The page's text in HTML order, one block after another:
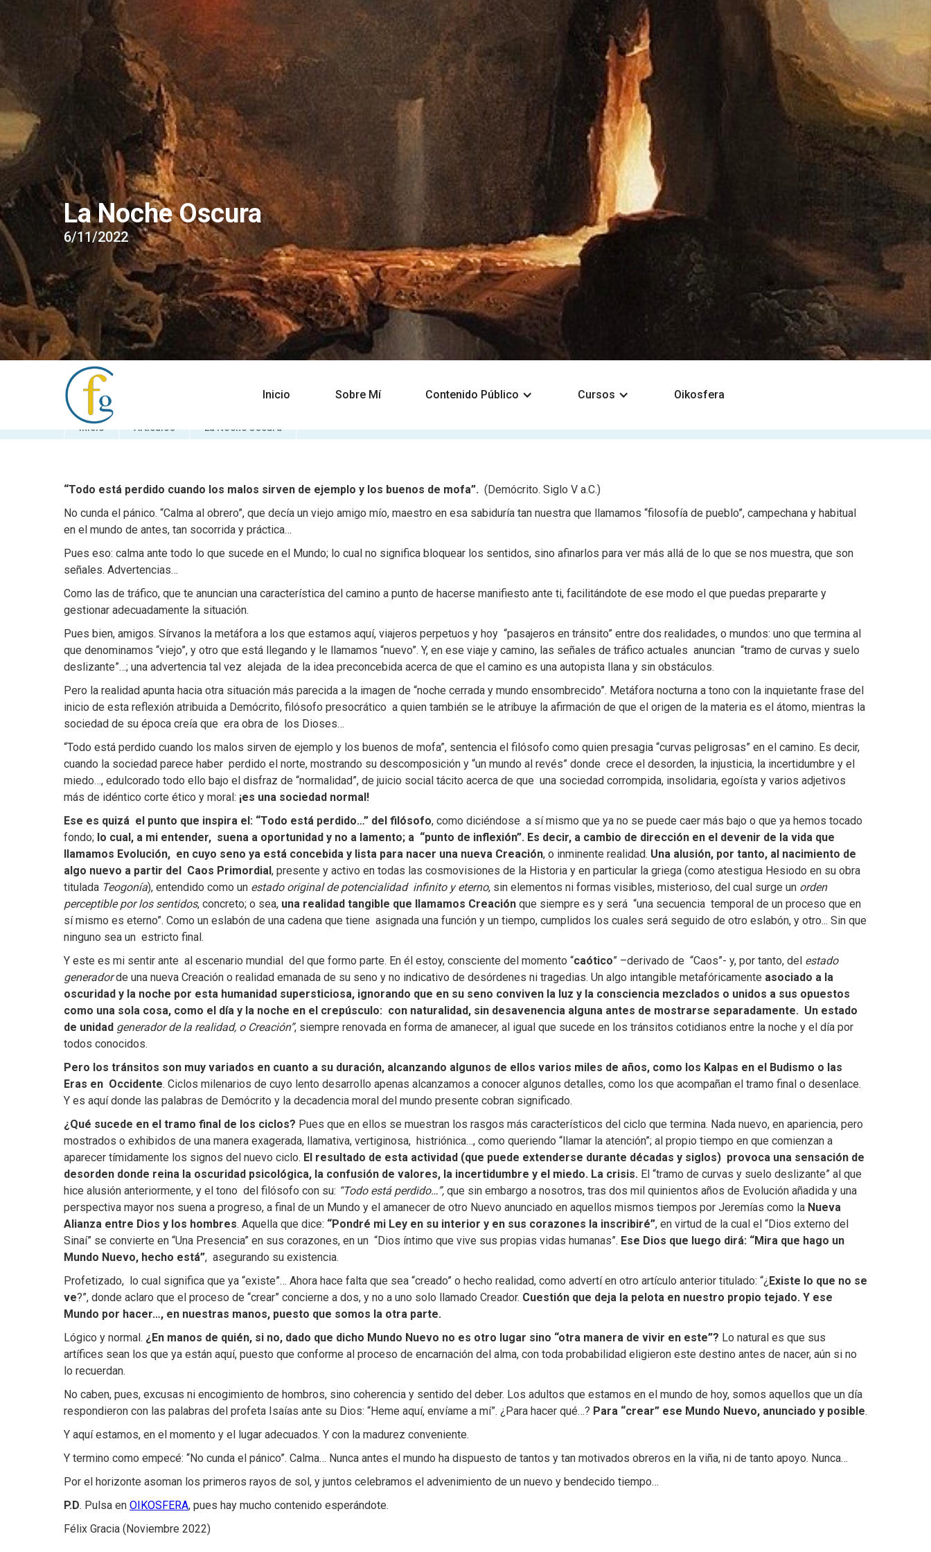
La Noche Oscura
6/11/2022
Inicio Sobre Mí Contenido Público Cursos Oikosfera
Inicio Artículos La Noche Oscura
“Todo está perdido cuando los malos sirven de ejemplo y los buenos de mofa”. (Demócrito. Siglo V a.C.)
No cunda el pánico. “Calma al obrero”, que decía un viejo amigo mío, maestro en esa sabiduría tan nuestra que llamamos “filosofía de pueblo”, campechana y habitual
en el mundo de antes, tan socorrida y práctica…
Pues eso: calma ante todo lo que sucede en el Mundo; lo cual no significa bloquear los sentidos, sino afinarlos para ver más allá de lo que se nos muestra, que son
señales. Advertencias…
Como las de tráfico, que te anuncian una característica del camino a punto de hacerse manifiesto ante ti, facilitándote de ese modo el que puedas prepararte y
gestionar adecuadamente la situación.
Pues bien, amigos. Sírvanos la metáfora a los que estamos aquí, viajeros perpetuos y hoy “pasajeros en tránsito” entre dos realidades, o mundos: uno que termina al
que denominamos “viejo”, y otro que está llegando y le llamamos “nuevo”. Y, en ese viaje y camino, las señales de tráfico actuales anuncian “tramo de curvas y suelo
deslizante”…; una advertencia tal vez alejada de la idea preconcebida acerca de que el camino es una autopista llana y sin obstáculos.
Pero la realidad apunta hacia otra situación más parecida a la imagen de “noche cerrada y mundo ensombrecido”. Metáfora nocturna a tono con la inquietante frase del
inicio de esta reflexión atribuida a Demócrito, filósofo presocrático a quien también se le atribuye la afirmación de que el origen de la materia es el átomo, mientras la
sociedad de su época creía que era obra de los Dioses…
“Todo está perdido cuando los malos sirven de ejemplo y los buenos de mofa”, sentencia el filósofo como quien presagia “curvas peligrosas” en el camino. Es decir,
cuando la sociedad parece haber perdido el norte, mostrando su descomposición y “un mundo al revés” donde crece el desorden, la injusticia, la incertidumbre y el
miedo…, edulcorado todo ello bajo el disfraz de “normalidad”, de juicio social tácito acerca de que una sociedad corrompida, insolidaria, egoísta y varios adjetivos
más de idéntico corte ético y moral: ¡es una sociedad normal!
Ese es quizá el punto que inspira el: “Todo está perdido…” del filósofo, como diciéndose a sí mismo que ya no se puede caer más bajo o que ya hemos tocado
fondo; lo cual, a mi entender, suena a oportunidad y no a lamento; a “punto de inflexión”. Es decir, a cambio de dirección en el devenir de la vida que
llamamos Evolución, en cuyo seno ya está concebida y lista para nacer una nueva Creación, o inminente realidad. Una alusión, por tanto, al nacimiento de
algo nuevo a partir del Caos Primordial, presente y activo en todas las cosmovisiones de la Historia y en particular la griega (como atestigua Hesiodo en su obra
titulada Teogonía), entendido como un estado original de potencialidad infinito y eterno, sin elementos ni formas visibles, misterioso, del cual surge un orden
perceptible por los sentidos, concreto; o sea, una realidad tangible que llamamos Creación que siempre es y será “una secuencia temporal de un proceso que en
sí mismo es eterno”. Como un eslabón de una cadena que tiene asignada una función y un tiempo, cumplidos los cuales será seguido de otro eslabón, y otro... Sin que
ninguno sea un estricto final.
Y este es mi sentir ante al escenario mundial del que formo parte. En él estoy, consciente del momento “caótico” –derivado de “Caos”- y, por tanto, del estado
generadorde una nueva Creación o realidad emanada de su seno y no indicativo de desórdenes ni tragedias. Un algo intangible metafóricamente asociado a la
oscuridad y la noche por esta humanidad supersticiosa, ignorando que en su seno conviven la luz y la consciencia mezclados o unidos a sus opuestos
como una sola cosa, como el día y la noche en el crepúsculo: con naturalidad, sin desavenencia alguna antes de mostrarse separadamente. Un estado
de unidad generador de la realidad, o Creación”, siempre renovada en forma de amanecer, al igual que sucede en los tránsitos cotidianos entre la noche y el día por
todos conocidos.
Pero los tránsitos son muy variados en cuanto a su duración, alcanzando algunos de ellos varios miles de años, como los Kalpas en el Budismo o las
Eras en Occidente. Ciclos milenarios de cuyo lento desarrollo apenas alcanzamos a conocer algunos detalles, como los que acompañan el tramo final o desenlace.
Y es aquí donde las palabras de Demócrito y la decadencia moral del mundo presente cobran significado.
¿Qué sucede en el tramo final de los ciclos? Pues que en ellos se muestran los rasgos más característicos del ciclo que termina. Nada nuevo, en apariencia, pero
mostrados o exhibidos de una manera exagerada, llamativa, vertiginosa, histriónica…, como queriendo “llamar la atención”; al propio tiempo en que comienzan a
aparecer tímidamente los signos del nuevo ciclo. El resultado de esta actividad (que puede extenderse durante décadas y siglos) provoca una sensación de
desorden donde reina la oscuridad psicológica, la confusión de valores, la incertidumbre y el miedo. La crisis. El “tramo de curvas y suelo deslizante” al que
hice alusión anteriormente, y el tono del filósofo con su: “Todo está perdido…”, que sin embargo a nosotros, tras dos mil quinientos años de Evolución añadida y una
perspectiva mayor nos suena a progreso, a final de un Mundo y el amanecer de otro Nuevo anunciado en aquellos mismos tiempos por Jeremías como la Nueva
Alianza entre Dios y los hombres. Aquella que dice: “Pondré mi Ley en su interior y en sus corazones la inscribiré”, en virtud de la cual el “Dios externo del
Sinaí” se convierte en “Una Presencia” en sus corazones, en un “Dios íntimo que vive sus propias vidas humanas”. Ese Dios que luego dirá: “Mira que hago un
Mundo Nuevo, hecho está”, asegurando su existencia.
Profetizado, lo cual significa que ya “existe”… Ahora hace falta que sea “creado” o hecho realidad, como advertí en otro artículo anterior titulado: “¿ Existe lo que no se
ve?”, donde aclaro que el proceso de “crear” concierne a dos, y no a uno solo llamado Creador. Cuestión que deja la pelota en nuestro propio tejado. Y ese
Mundo por hacer…, en nuestras manos, puesto que somos la otra parte.
Lógico y normal. ¿En manos de quién, si no, dado que dicho Mundo Nuevo no es otro lugar sino “otra manera de vivir en este”? Lo natural es que sus
artífices sean los que ya están aquí, puesto que conforme al proceso de encarnación del alma, con toda probabilidad eligieron este destino antes de nacer, aún si no
lo recuerdan.
No caben, pues, excusas ni encogimiento de hombros, sino coherencia y sentido del deber. Los adultos que estamos en el mundo de hoy, somos aquellos que un día
respondieron con las palabras del profeta Isaías ante su Dios: “Heme aquí, envíame a mí”. ¿Para hacer qué…? Para “crear” ese Mundo Nuevo, anunciado y posible.
Y aquí estamos, en el momento y el lugar adecuados. Y con la madurez conveniente.
Y termino como empecé: “No cunda el pánico”. Calma… Nunca antes el mundo ha dispuesto de tantos y tan motivados obreros en la viña, ni de tanto apoyo. Nunca…
Por el horizonte asoman los primeros rayos de sol, y juntos celebramos el advenimiento de un nuevo y bendecido tiempo…
P.D. Pulsa en OIKOSFERA, pues hay mucho contenido esperándote.
Félix Gracia (Noviembre 2022)